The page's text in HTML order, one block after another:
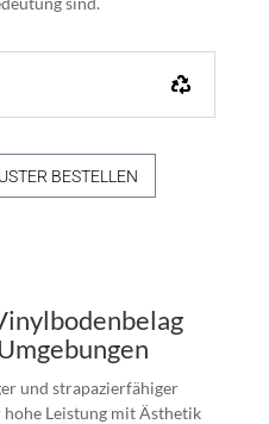
BESTELLEN
und strapazierfähiger
Leistung mit Ästhetik